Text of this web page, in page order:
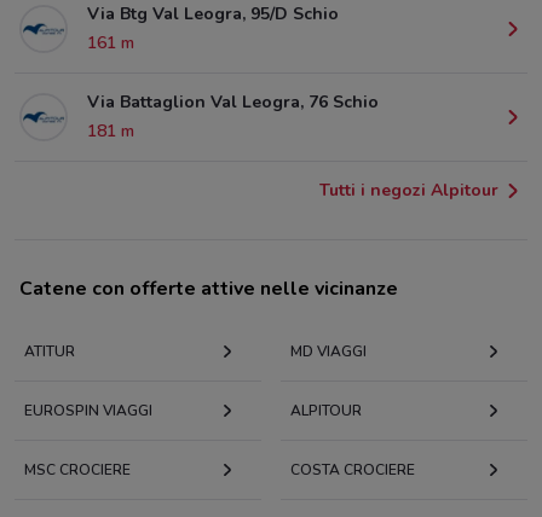
Via Btg Val Leogra, 95/D Schio
161 m
Via Battaglion Val Leogra, 76 Schio
181 m
Tutti i negozi Alpitour
Catene con offerte attive nelle vicinanze
ATITUR MD VIAGGI
EUROSPIN VIAGGI ALPITOUR
MSC CROCIERE COSTA CROCIERE